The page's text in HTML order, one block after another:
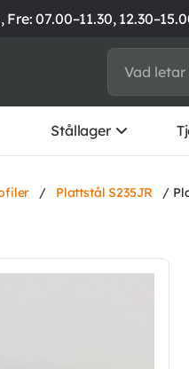
Fre: 07.00–11.30,
Stållager
/ Plattstål S235JR /